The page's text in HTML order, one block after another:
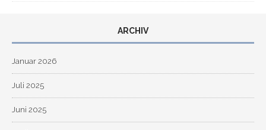
ARCHIV
Januar 2026
Juli 2025
Juni 2025